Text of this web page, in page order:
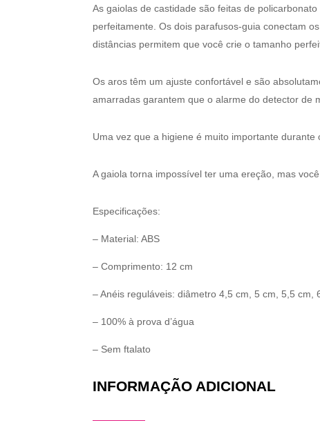
As gaiolas de castidade são feitas de
perfeitamente. Os dois parafusos-guia conectam
distâncias permitem que você crie o tamanho
Os aros têm um ajuste confortável e são
amarradas garantem que o alarme do detector de
Uma vez que a higiene é muito importante
A gaiola torna impossível ter uma ereção, mas
Especificações:
– Material: ABS
– Comprimento: 12 cm
– Anéis reguláveis: diâmetro 4,5 cm, 5 cm, 5,5 cm,
– 100% à prova d’água
– Sem ftalato
INFORMAÇÃO ADICIONAL